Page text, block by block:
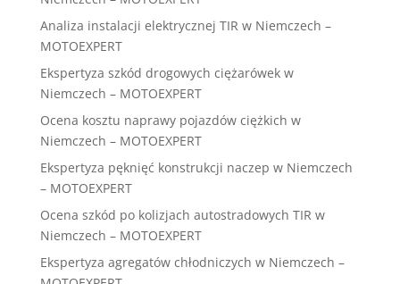
Analiza instalacji elektrycznej TIR w Niemczech –
MOTOEXPERT
Ekspertyza szkód drogowych ciężarówek w
Niemczech – MOTOEXPERT
Ocena kosztu naprawy pojazdów ciężkich w
Niemczech – MOTOEXPERT
Ekspertyza pęknięć konstrukcji naczep w Niemczech
– MOTOEXPERT
Ocena szkód po kolizjach autostradowych TIR w
Niemczech – MOTOEXPERT
Ekspertyza agregatów chłodniczych w Niemczech –